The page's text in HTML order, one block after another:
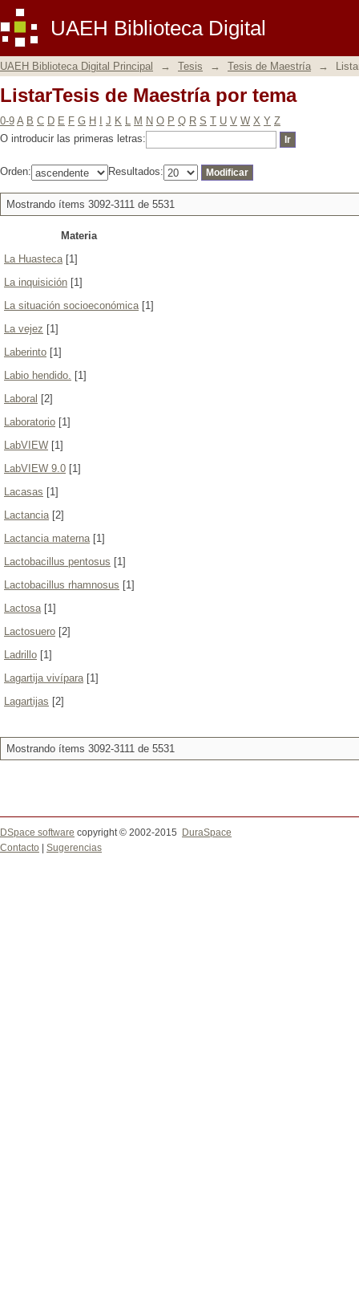
UAEH Biblioteca Digital
ListarTesis de Maestría por tema
UAEH Biblioteca Digital Principal → Tesis → Tesis de Maestría →
ListarTesis de Maestría por tema
0-9 A B C D E F G H J K L M N O P Q R S T U V W X Y Z
O introducir las primeras letras:
Orden: Resultados:
Mostrando ítems 3092-3111 de 5531
Materia
La Huasteca[1]
La inquisición [1]
La situación socioeconómica[1]
La vejez [1]
Laberinto [1]
Labio hendido. [1]
Laboral [2]
Laboratorio [1]
LabVIEW [1]
LabVIEW 9.0 [1]
Lacasas [1]
Lactancia[2]
Lactancia materna[1]
Lactobacillus pentosus [1]
Lactobacillus rhamnosus [1]
Lactosa[1]
Lactosuero [2]
Ladrillo [1]
Lagartija vivípara[1]
Lagartijas [2]
Mostrando ítems 3092-3111 de 5531
DSpace software copyright © 2002-2015
DuraSpace
Contacto
Sugerencias